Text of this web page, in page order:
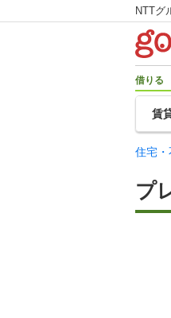
NTTグ
借りる
賃
住宅
プ